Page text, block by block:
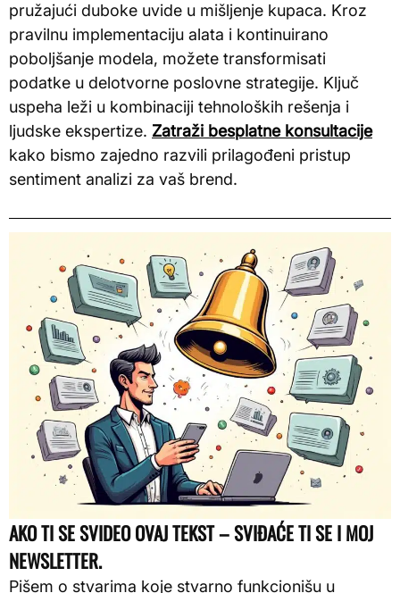
pružajući duboke uvide u mišljenje kupaca. Kroz
pravilnu implementaciju alata i kontinuirano
poboljšanje modela, možete transformisati
podatke u delotvorne poslovne strategije. Ključ
uspeha leži u kombinaciji tehnoloških rešenja i
ljudske ekspertize. Zatraži besplatne konsultacije
kako bismo zajedno razvili prilagođeni pristup
sentiment analizi za vaš brend.
AKO TI SE SVIDEO OVAJ TEKST – SVIĐAĆE TI SE I MOJ
NEWSLETTER.
Pišem o stvarima koje stvarno funkcionišu u